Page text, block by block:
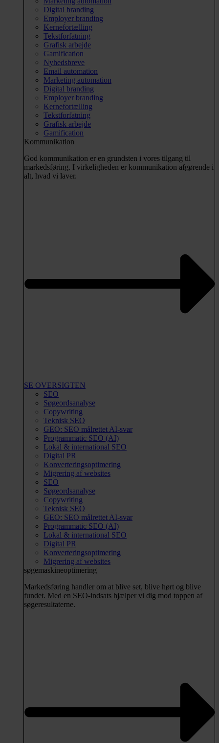
Digital branding
Employer branding
Kernefortælling
Tekstforfatning
Grafisk arbejde
Gamification
Nyhedsbreve
Email automation
Marketing automation
Digital branding
Employer branding
Kernefortælling
Tekstforfatning
Grafisk arbejde
Gamification
Kommunikation
God kommunikation er en grundsten i vores tilgang til
markedsføring. I virkeligheden er kommunikation afgørende i
alt, hvad vi laver.
SE OVERSIGTEN
SEO
Søgeordsanalyse
Copywriting
Teknisk SEO
GEO: SEO målrettet AI-svar
Programmatic SEO (AI)
Lokal & international SEO
Digital PR
Konverteringsoptimering
Migrering af websites
SEO
Søgeordsanalyse
Copywriting
Teknisk SEO
GEO: SEO målrettet AI-svar
Programmatic SEO (AI)
Lokal & international SEO
Digital PR
Konverteringsoptimering
Migrering af websites
søgemaskineoptimering
Markedsføring handler om at blive set, blive hørt og blive
fundet. Med en SEO-indsats hjælper vi dig mod toppen af
søgeresultaterne.